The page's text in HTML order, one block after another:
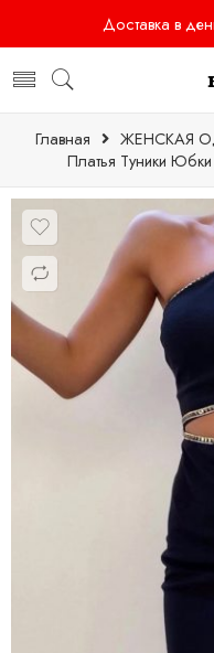
Доставка в
Главная
ЖЕНСКАЯ
Платья Туники